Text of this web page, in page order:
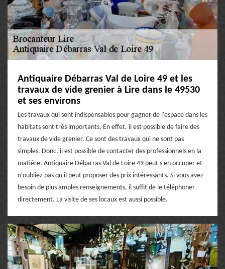
Antiquaire Débarras Val de Loire 49 et les
travaux de vide grenier à Lire dans le 49530
et ses environs
Les travaux qui sont indispensables pour gagner de l'espace dans les
habitats sont très importants. En effet, il est possible de faire des
travaux de vide grenier. Ce sont des travaux qui ne sont pas
simples. Donc, il est possible de contacter des professionnels en la
matière. Antiquaire Débarras Val de Loire 49 peut s'en occuper et
n'oubliez pas qu'il peut proposer des prix intéressants. Si vous avez
besoin de plus amples renseignements, il suffit de le téléphoner
directement. La visite de ses locaux est aussi possible.